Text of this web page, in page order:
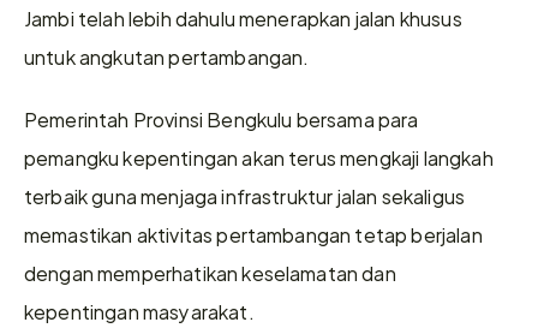
Jambi telah lebih dahulu menerapkan jalan khusus
untuk angkutan pertambangan.
Pemerintah Provinsi Bengkulu bersama para
pemangku kepentingan akan terus mengkaji langkah
terbaik guna menjaga infrastruktur jalan sekaligus
memastikan aktivitas pertambangan tetap berjalan
dengan memperhatikan keselamatan dan
kepentingan masyarakat.